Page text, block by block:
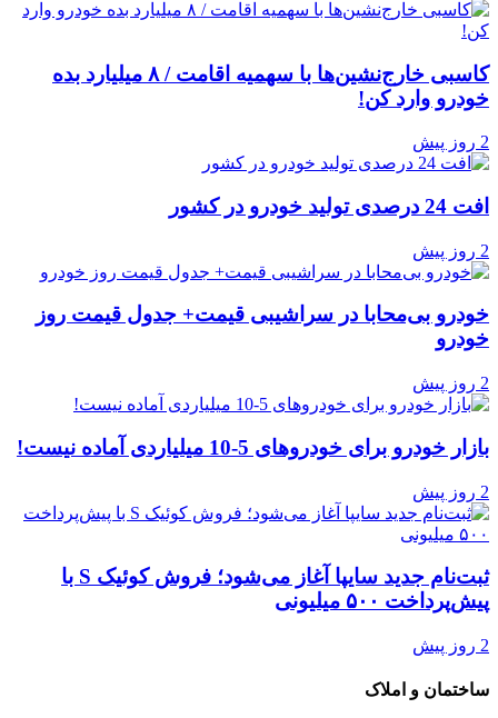
کاسبی خارج‌نشین‌ها با سهمیه اقامت / ۸ میلیارد بده
خودرو وارد کن!
2 روز پیش
افت 24 درصدی تولید خودرو در کشور
2 روز پیش
خودرو بی‌محابا در سراشیبی قیمت+ جدول قیمت روز
خودرو
2 روز پیش
بازار خودرو برای خودروهای 5-10 میلیاردی آماده نیست!
2 روز پیش
ثبت‌نام جدید سایپا آغاز می‌شود؛ فروش کوئیک S با
پیش‌پرداخت ۵۰۰ میلیونی
2 روز پیش
ساختمان و املاک